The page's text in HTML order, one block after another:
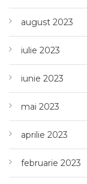
august 2023
iulie 2023
iunie 2023
mai 2023
aprilie 2023
februarie 2023